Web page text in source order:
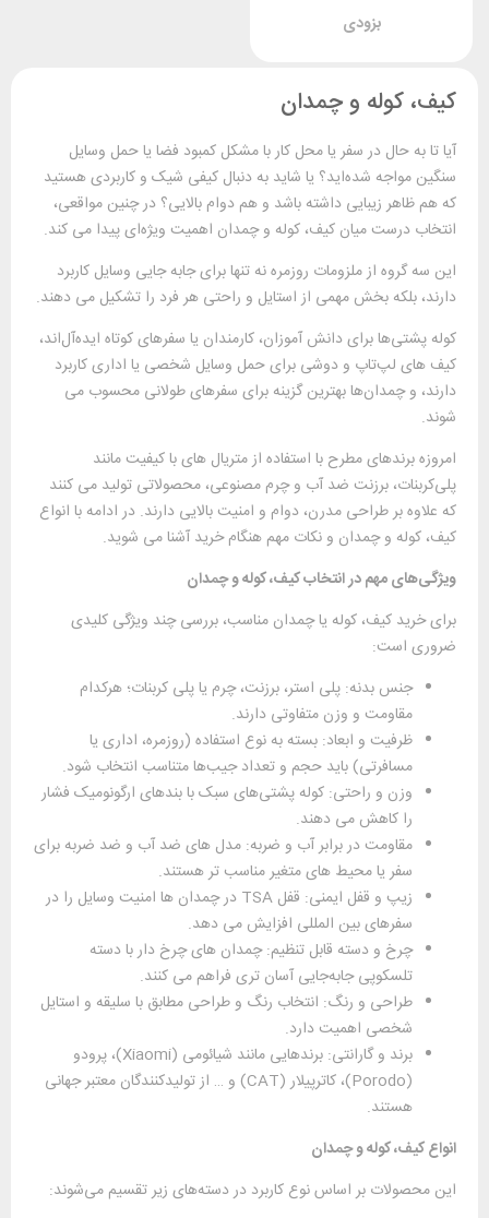
بزودی
کیف، کوله و چمدان
آیا تا به حال در سفر یا محل کار با مشکل کمبود فضا یا حمل ‌وسایل
سنگین مواجه شده‌اید؟ یا شاید به دنبال کیفی شیک و کاربردی هستید
که هم ظاهر زیبایی داشته باشد و هم دوام بالایی؟ در چنین مواقعی،
انتخاب درست میان کیف، کوله و چمدان اهمیت ویژه‌ای پیدا می‌ کند.
این سه گروه از ملزومات روزمره نه ‌تنها برای جابه ‌جایی وسایل کاربرد
دارند، بلکه بخش مهمی از استایل و راحتی هر فرد را تشکیل می‌ دهند.
کوله ‌پشتی‌ها برای دانش‌ آموزان، کارمندان یا سفرهای کوتاه ایده‌آل‌اند،
کیف ‌های لپ‌تاپ و دوشی برای حمل وسایل شخصی یا اداری کاربرد
دارند، و چمدان‌ها بهترین گزینه برای سفرهای طولانی محسوب می
‌شوند.
امروزه برندهای مطرح با استفاده از متریال ‌های با کیفیت مانند
پلی‌کربنات، برزنت ضد آب و چرم مصنوعی، محصولاتی تولید می‌ کنند
که علاوه بر طراحی مدرن، دوام و امنیت بالایی دارند. در ادامه با انواع
کیف، کوله و چمدان و نکات مهم هنگام خرید آشنا می ‌شوید.
ویژگی‌های مهم در انتخاب کیف، کوله و چمدان
برای خرید کیف، کوله یا چمدان مناسب، بررسی چند ویژگی کلیدی
ضروری است:
جنس بدنه: پلی ‌استر، برزنت، چرم یا پلی ‌کربنات؛ هرکدام
مقاومت و وزن متفاوتی دارند.
ظرفیت و ابعاد: بسته به نوع استفاده (روزمره، اداری یا
مسافرتی) باید حجم و تعداد جیب‌ها متناسب انتخاب شود.
وزن و راحتی: کوله ‌پشتی‌های سبک با بندهای ارگونومیک فشار
را کاهش می‌ دهند.
مقاومت در برابر آب و ضربه: مدل‌ های ضد آب و ضد ضربه برای
سفر یا محیط ‌های متغیر مناسب ‌تر هستند.
زیپ و قفل ایمنی: قفل TSA در چمدان ‌ها امنیت وسایل را در
سفرهای بین ‌المللی افزایش می‌ دهد.
چرخ و دسته قابل تنظیم: چمدان ‌های چرخ ‌دار با دسته
تلسکوپی جابه‌جایی آسان‌ تری فراهم می ‌کنند.
طراحی و رنگ: انتخاب رنگ و طراحی مطابق با سلیقه و استایل
شخصی اهمیت دارد.
برند و گارانتی: برندهایی مانند شیائومی (Xiaomi)، پرودو
(Porodo)، کاترپیلار (CAT) و … از تولیدکنندگان معتبر جهانی
هستند.
انواع کیف، کوله و چمدان
این محصولات بر اساس نوع کاربرد در دسته‌های زیر تقسیم می‌شوند: